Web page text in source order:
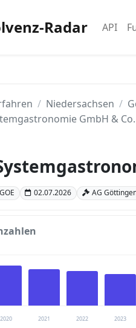
Radar API
Niedersachsen
GmbH & Co.
02.07.2026 AG
2020 2021 2022 2023